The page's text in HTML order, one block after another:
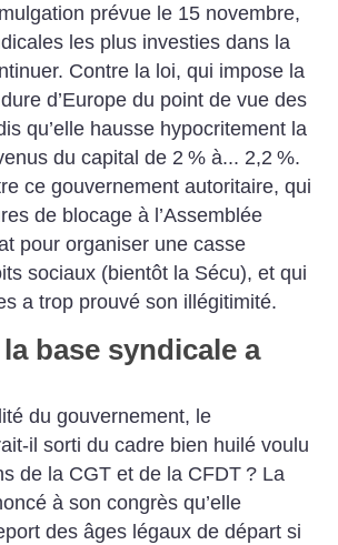
prévue le 15 novembre,
les plus investies dans la
Contre la loi, qui impose la
d’Europe du point de vue des
qu’elle hausse hypocritement la
du capital de 2 % à... 2,2 %.
ce gouvernement autoritaire, qui
de blocage à l’Assemblée
pour organiser une casse
sociaux (bientôt la Sécu), et qui
a trop prouvé son illégitimité.
base syndicale a
du gouvernement, le
il sorti du cadre bien huilé voulu
de la CGT et de la CFDT ? La
à son congrès qu’elle
des âges légaux de départ si